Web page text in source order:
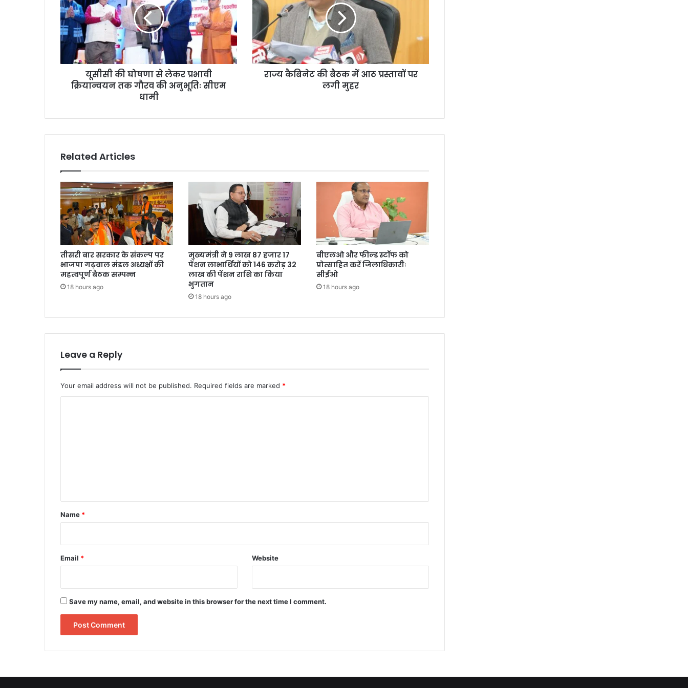
यूसीसी की घोषणा से लेकर प्रभावी
क्रियान्वयन तक गौरव की अनुभूतिः सीएम
धामी
राज्य कैबिनेट की बैठक में आठ प्रस्तावों पर
लगी मुहर
Related Articles
तीसरी बार सरकार के संकल्प पर
भाजपा गढ़वाल मंडल अध्यक्षों की
महत्वपूर्ण बैठक सम्पन्न
18 hours ago
मुख्यमंत्री ने 9 लाख 87 हजार 17
पेंशन लाभार्थियों को 146 करोड़ 32
लाख की पेंशन राशि का किया
भुगतान
18 hours ago
बीएलओ और फील्ड स्टॉफ को
प्रोत्साहित करें जिलाधिकारीः
सीईओ
18 hours ago
Leave a Reply
Your email address will not be published. Required fields are marked *
*
Name *
Email * Website
Save my name, email, and website in this browser for the next time I comment.